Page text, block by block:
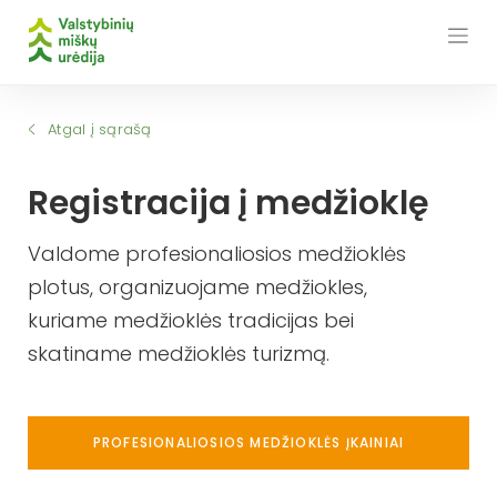
Atgal į sąrašą
Registracija į medžioklę
Valdome profesionaliosios medžioklės
plotus, organizuojame medžiokles,
kuriame medžioklės tradicijas bei
skatiname medžioklės turizmą.
PROFESIONALIOSIOS MEDŽIOKLĖS ĮKAINIAI